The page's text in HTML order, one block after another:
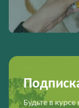
Будьте в